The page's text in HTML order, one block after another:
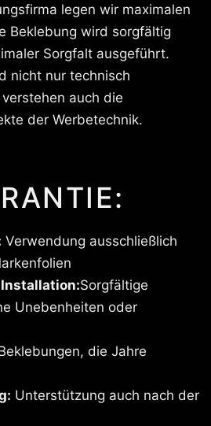
legen wir maximalen
Beklebung wird sorgfältig
Sorgfalt ausgeführt.
nicht nur technisch
auch die
der Werbetechnik.
Verwendung ausschließlich
Sorgfältige
Unebenheiten oder
die Jahre
Unterstützung auch nach der